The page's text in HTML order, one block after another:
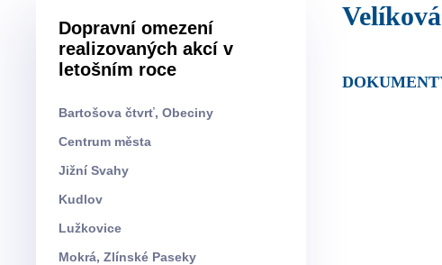
Dopravní omezení
realizovaných akcí v
letošním roce
Bartošova čtvrť, Obeciny
Centrum města
Jižní Svahy
Kudlov
Lužkovice
Mokrá, Zlínské Paseky
Velíková